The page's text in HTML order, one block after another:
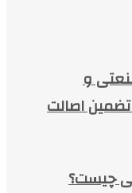
و
اصالت
چیست؟